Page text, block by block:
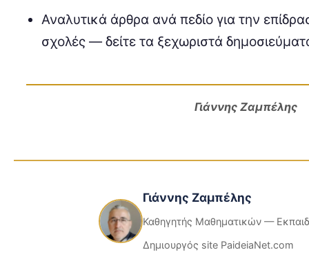
Αναλυτικά άρθρα ανά πεδίο για την
σχολές — δείτε τα ξεχωριστά
Γιάννης Ζαμπέλης
Γιάννης Ζαμπέλης
Καθηγητής Μαθηματικών —
Δημιουργός site PaideiaNet.com